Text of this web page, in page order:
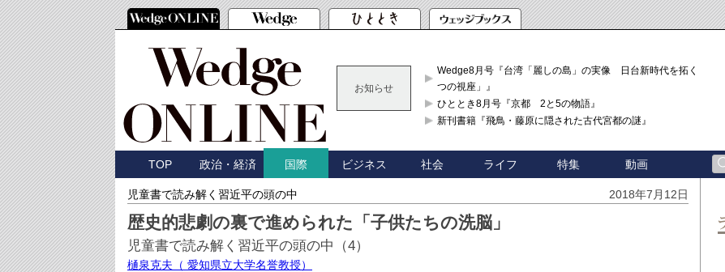
お知らせ
Wedge8月号『台湾「麗しの島」の実像 日台新時代を拓く「3
つの視座」』
ひととき8月号『京都 2と5の物語』
新刊書籍『飛鳥・藤原に隠された古代宮都の謎』
TOP 政治・経済 国際 ビジネス 社会 ライフ 特集 動画
児童書で読み解く習近平の頭の中 2018年7月12日
歴史的悲劇の裏で進められた「子供たちの洗脳」
児童書で読み解く習近平の頭の中（4）
樋泉克夫 （ 愛知県立大学名誉教授）